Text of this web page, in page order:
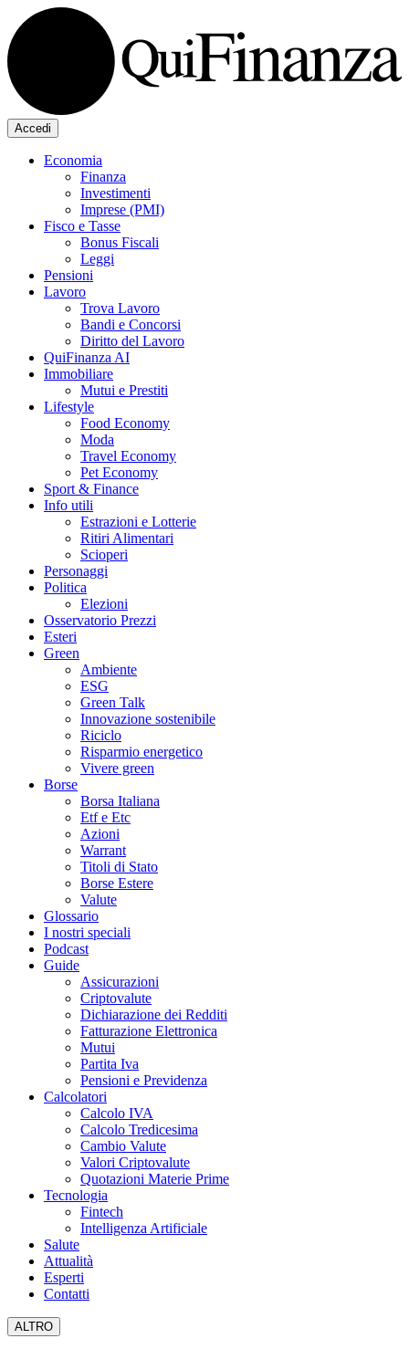
Accedi
Economia
Finanza
Investimenti
Imprese (PMI)
Fisco e Tasse
Bonus Fiscali
Leggi
Pensioni
Lavoro
Trova Lavoro
Bandi e Concorsi
Diritto del Lavoro
QuiFinanza AI
Immobiliare
Mutui e Prestiti
Lifestyle
Food Economy
Moda
Travel Economy
Pet Economy
Sport & Finance
Info utili
Estrazioni e Lotterie
Ritiri Alimentari
Scioperi
Personaggi
Politica
Elezioni
Osservatorio Prezzi
Esteri
Green
Ambiente
ESG
Green Talk
Innovazione sostenibile
Riciclo
Risparmio energetico
Vivere green
Borse
Borsa Italiana
Etf e Etc
Azioni
Warrant
Titoli di Stato
Borse Estere
Valute
Glossario
I nostri speciali
Podcast
Guide
Assicurazioni
Criptovalute
Dichiarazione dei Redditi
Fatturazione Elettronica
Mutui
Partita Iva
Pensioni e Previdenza
Calcolatori
Calcolo IVA
Calcolo Tredicesima
Cambio Valute
Valori Criptovalute
Quotazioni Materie Prime
Tecnologia
Fintech
Intelligenza Artificiale
Salute
Attualità
Esperti
Contatti
ALTRO